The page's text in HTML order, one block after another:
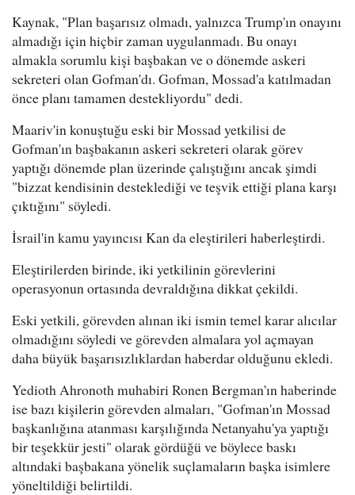
Kaynak, "Plan başarısız olmadı, yalnızca Trump'ın onayını
almadığı için hiçbir zaman uygulanmadı. Bu onayı
almakla sorumlu kişi başbakan ve o dönemde askeri
sekreteri olan Gofman'dı. Gofman, Mossad'a katılmadan
önce planı tamamen destekliyordu" dedi.
Maariv'in konuştuğu eski bir Mossad yetkilisi de
Gofman'ın başbakanın askeri sekreteri olarak görev
yaptığı dönemde plan üzerinde çalıştığını ancak şimdi
"bizzat kendisinin desteklediği ve teşvik ettiği plana karşı
çıktığını" söyledi.
İsrail'in kamu yayıncısı Kan da eleştirileri haberleştirdi.
Eleştirilerden birinde, iki yetkilinin görevlerini
operasyonun ortasında devraldığına dikkat çekildi.
Eski yetkili, görevden alınan iki ismin temel karar alıcılar
olmadığını söyledi ve görevden almalara yol açmayan
daha büyük başarısızlıklardan haberdar olduğunu ekledi.
Yedioth Ahronoth muhabiri Ronen Bergman'ın haberinde
ise bazı kişilerin görevden almaları, "Gofman'ın Mossad
başkanlığına atanması karşılığında Netanyahu'ya yaptığı
bir teşekkür jesti" olarak gördüğü ve böylece baskı
altındaki başbakana yönelik suçlamaların başka isimlere
yöneltildiği belirtildi.